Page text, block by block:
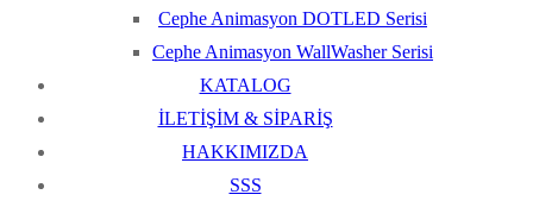
Cephe Animasyon DOTLED Serisi
Cephe Animasyon WallWasher Serisi
KATALOG
İLETİŞİM & SİPARİŞ
HAKKIMIZDA
SSS